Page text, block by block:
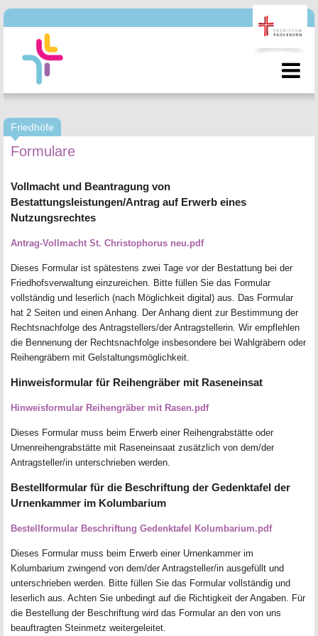
Friedhöfe
Formulare
Vollmacht und Beantragung von
Bestattungsleistungen/Antrag auf Erwerb eines
Nutzungsrechtes
Antrag-Vollmacht St. Christophorus neu.pdf
Dieses Formular ist spätestens zwei Tage vor der Bestattung bei der
Friedhofsverwaltung einzureichen. Bitte füllen Sie das Formular
vollständig und leserlich (nach Möglichkeit digital) aus. Das Formular
hat 2 Seiten und einen Anhang. Der Anhang dient zur Bestimmung der
Rechtsnachfolge des Antragstellers/der Antragstellerin. Wir empflehlen
die Bennenung der Rechtsnachfolge insbesondere bei Wahlgräbern oder
Reihengräbern mit Gelstaltungsmöglichkeit.
Hinweisformular für Reihengräber mit Raseneinsat
Hinweisformular Reihengräber mit Rasen.pdf
Dieses Formular muss beim Erwerb einer Reihengrabstätte oder
Urnenreihengrabstätte mit Raseneinsaat zusätzlich von dem/der
Antragsteller/in unterschrieben werden.
Bestellformular für die Beschriftung der Gedenktafel der
Urnenkammer im Kolumbarium
Bestellformular Beschriftung Gedenktafel Kolumbarium.pdf
Dieses Formular muss beim Erwerb einer Urnenkammer im
Kolumbarium zwingend von dem/der Antragsteller/in ausgefüllt und
unterschrieben werden. Bitte füllen Sie das Formular vollständig und
leserlich aus. Achten Sie unbedingt auf die Richtigkeit der Angaben. Für
die Bestellung der Beschriftung wird das Formular an den von uns
beauftragten Steinmetz weitergeleitet.